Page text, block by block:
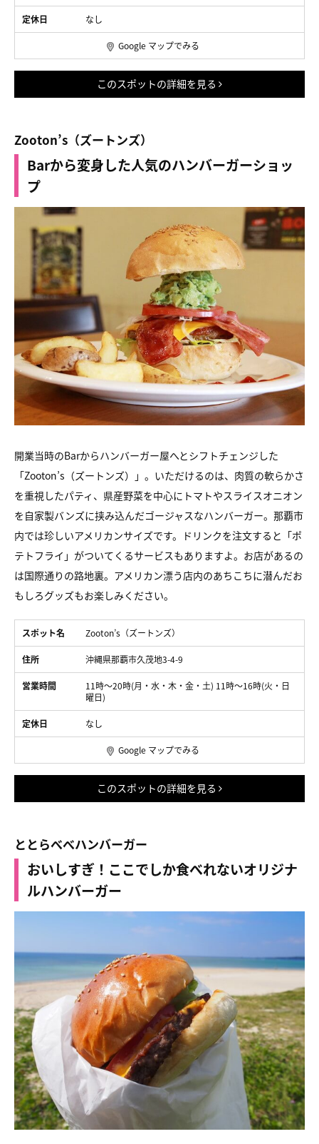
定休日 なし
Google マップでみる
このスポットの詳細を見る
Zooton’s（ズートンズ）
Barから変身した人気のハンバーガーショッ
プ
開業当時のBarからハンバーガー屋へとシフトチェンジした
「Zooton’s（ズートンズ）」。いただけるのは、肉質の軟らかさ
を重視したパティ、県産野菜を中心にトマトやスライスオニオン
を自家製バンズに挟み込んだゴージャスなハンバーガー。那覇市
内では珍しいアメリカンサイズです。ドリンクを注文すると「ポ
テトフライ」がついてくるサービスもありますよ。お店があるの
は国際通りの路地裏。アメリカン漂う店内のあちこちに潜んだお
もしろグッズもお楽しみください。
スポット名 Zooton’s（ズートンズ）
住所 沖縄県那覇市久茂地3-4-9
営業時間
11時～20時(月・水・木・金・土) 11時〜16時(火・日
曜日)
定休日 なし
Google マップでみる
このスポットの詳細を見る
ととらべべハンバーガー
おいしすぎ！ここでしか食べれないオリジナ
ルハンバーガー